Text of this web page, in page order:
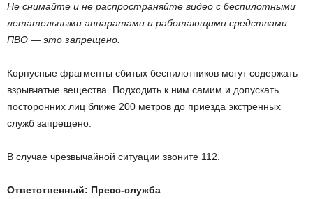
Не снимайте и не распространяйте видео с беспилотными
летательными аппаратами и работающими средствами
ПВО — это запрещено.
Корпусные фрагменты сбитых беспилотников могут содержать
взрывчатые вещества. Подходить к ним самим и допускать
посторонних лиц ближе 200 метров до приезда экстренных
служб запрещено.
В случае чрезвычайной ситуации звоните 112.
Ответственный: Пресс-служба